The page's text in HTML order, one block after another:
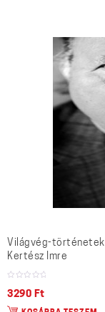
Világvég-történetek
Kertész Imre
3290 Ft